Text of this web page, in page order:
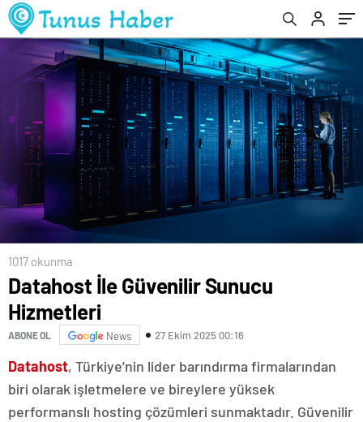
1017 okunma
Datahost İle Güvenilir Sunucu
Hizmetleri
ABONE OL News 27 Ekim 2025 00:16
Datahost, Türkiye’nin lider barındırma firmalarından
biri olarak işletmelere ve bireylere yüksek
performanslı hosting çözümleri sunmaktadır. Güvenilir